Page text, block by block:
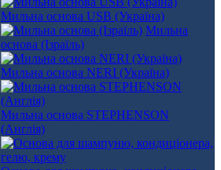
Мильна основа USB (Україна)
Мильна
основа (Ізраїль)
Мильна основа NERI (Україна)
Мильна основа STEPHENSON
(Англія)